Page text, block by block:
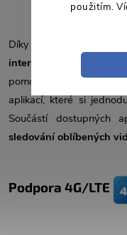
použitím.
Díky funkci
internetu
. Umožňuje
pomocí
internetového
aplikací, které si
Součástí dostupných
sledování oblíbených
Podpora 4G/LTE